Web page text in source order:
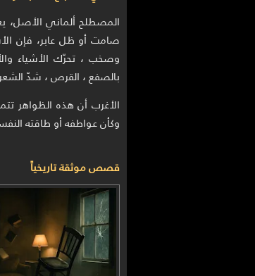
المصطلح ألماني الأصل،
صامت أو ظل عابر، فإن
وصخب ، تحرّك الأشياء
بالصفع ، القرص ، شدّ
الأغرب أن هذه الظواهر
وكأن عواطفه أو طاقته
قصص موثقة تاريخياً